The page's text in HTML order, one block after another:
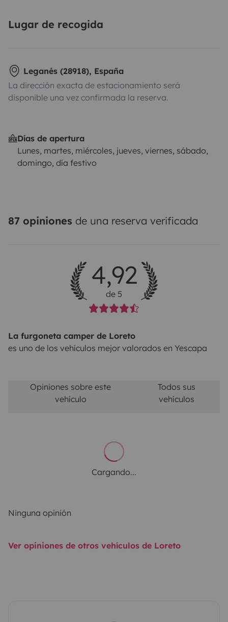
Lugar de recogida
Leganés (28918), España
La dirección exacta de estacionamiento será
disponible una vez confirmada la reserva.
Días de apertura
Lunes, martes, miércoles, jueves, viernes, sábado,
domingo, día festivo
87 opiniones de una reserva verificada
4,92
de 5
La furgoneta camper de Loreto
es uno de los vehículos mejor valorados en Yescapa
Opiniones sobre este
vehículo
Todos sus
vehículos
Cargando...
Ninguna opinión
Ver opiniones de otros vehículos de Loreto